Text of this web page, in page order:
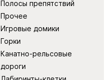
Полосы препятствий
Прочее
Игровые домики
Горки
Канатно-рельсовые
дороги